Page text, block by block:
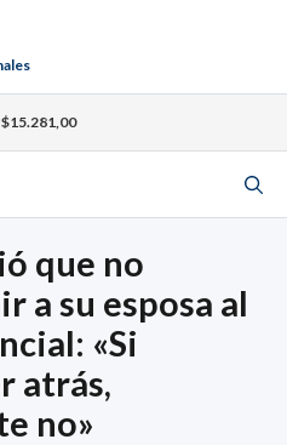
$15.281,00
que no
a su esposa al
«Si
atrás,
no»